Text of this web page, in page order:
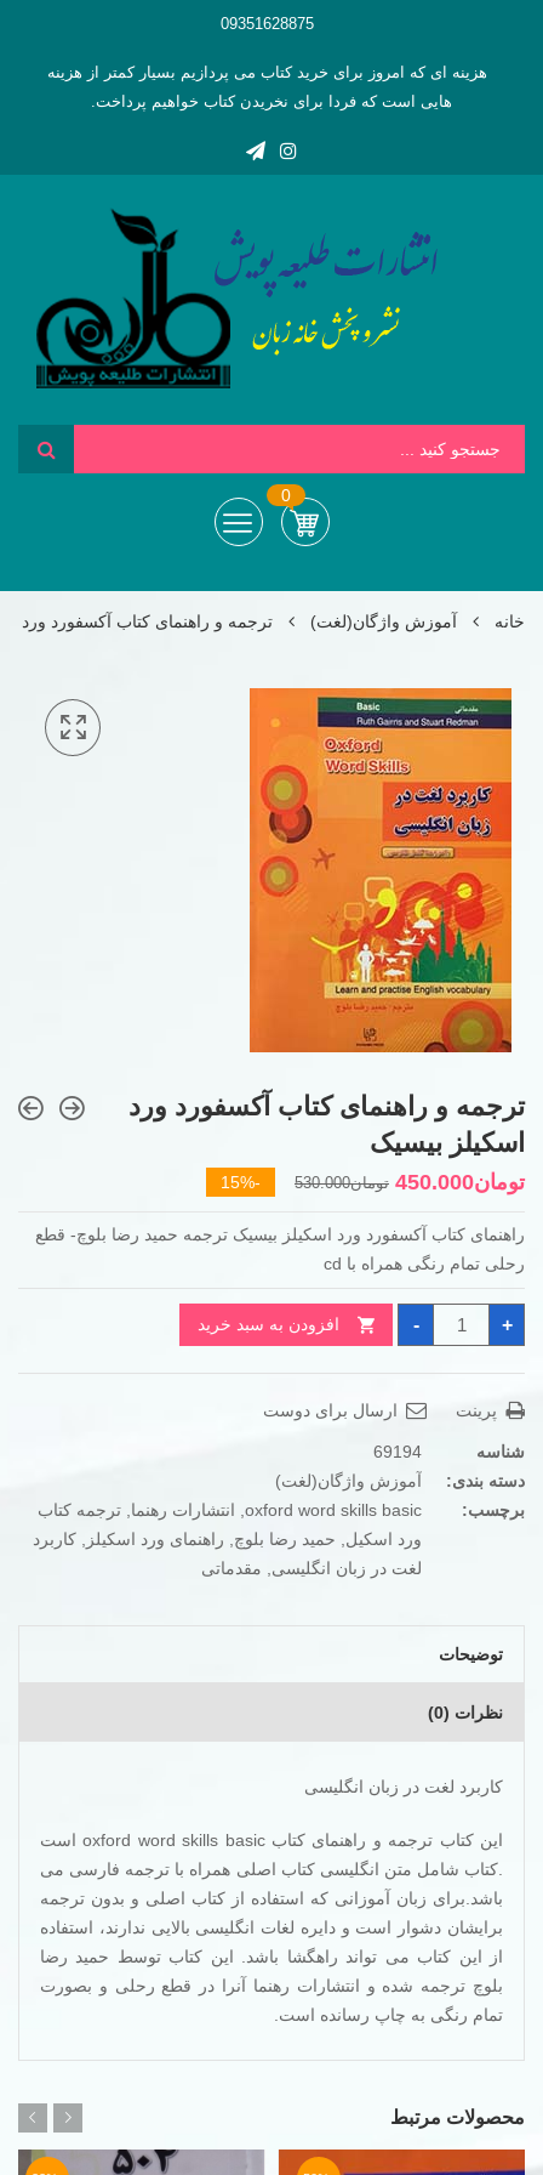
09351628875
هزینه ای که امروز برای خرید کتاب می پردازیم بسیار کمتر از هزینه
هایی است که فردا برای نخریدن کتاب خواهیم پرداخت.
0
خانه آموزش واژگان(لغت) ترجمه و راهنمای کتاب آکسفورد ورد
ترجمه و راهنمای کتاب آکسفورد ورد
اسکیلز بیسیک
تومان530.000قیمت
تومان530.000
تومان450.000
قیمت
تومان450.000
راهنمای کتاب آکسفورد ورد اسکیلز بیسیک ترجمه حمید رضا بلوچ- قطع
رحلی تمام رنگی همراه با cd
-
ترجمه
راهنمای
آکسفورد
اسکیلز
عدد
+ افزودن به سبد خرید
پرینت ارسال برای دوست
شناسه
69194
دسته بندی:
آموزش واژگان(لغت)
برچسب:
oxford word skills basic
, انتشارات رهنما, ترجمه کتاب
ورد اسکیل , حمید رضا بلوچ, راهنمای ورد اسکیلز,
کاربرد
لغت در زبان انگلیسی , مقدماتی
توضیحات
نظرات (0)
کاربرد لغت در زبان انگلیسی
این کتاب ترجمه و راهنمای کتاب oxford word skills basic است
.کتاب شامل متن انگلیسی کتاب اصلی همراه با ترجمه فارسی می
باشد.برای زبان آموزانی که استفاده از کتاب اصلی و بدون ترجمه
برایشان دشوار است و دایره لغات انگلیسی بالایی ندارند، استفاده
از این کتاب می تواند راهگشا باشد. این کتاب توسط حمید رضا
بلوچ ترجمه شده و انتشارات رهنما آنرا در قطع رحلی و بصورت
تمام رنگی به چاپ رسانده است.
محصولات مرتبط